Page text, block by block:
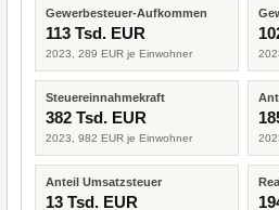
Gewerbesteuer-Aufkommen
113 Tsd. EUR
2023, 289 EUR je Einwohner
Steuereinnahmekraft
382 Tsd. EUR
2023, 982 EUR je Einwohner
Anteil Umsatzsteuer
13 Tsd. EUR